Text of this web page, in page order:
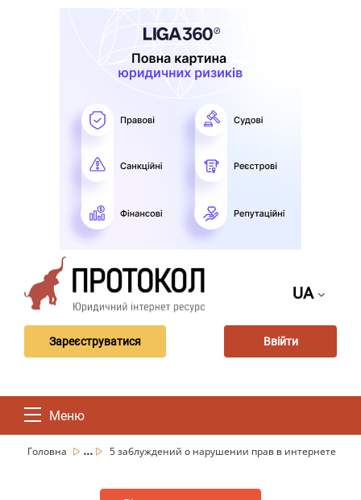
UA
Зареєструватися Ввійти
Меню
Головна ... 5 заблуждений о нарушении прав в интернете